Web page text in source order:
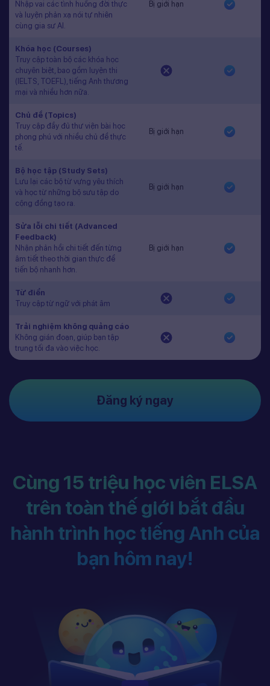
Nhập vai các tình huống đời thực
và luyện phản xạ nói tự nhiên
cùng gia sư AI.
Bị giới hạn
Khóa học (Courses)
Truy cập toàn bộ các khóa học
chuyên biệt, bao gồm luyện thi
(IELTS, TOEFL), tiếng Anh thương
mại và nhiều hơn nữa.
Chủ đề (Topics)
Truy cập đầy đủ thư viện bài học
phong phú với nhiều chủ đề thực
tế.
Bị giới hạn
Bộ học tập (Study Sets)
Lưu lại các bộ từ vựng yêu thích
và học từ những bộ sưu tập do
cộng đồng tạo ra.
Bị giới hạn
Sửa lỗi chi tiết (Advanced
Feedback)
Nhận phản hồi chi tiết đến từng
âm tiết theo thời gian thực để
tiến bộ nhanh hơn.
Bị giới hạn
Từ điển
Truy cập từ ngữ với phát âm
Trải nghiệm không quảng cáo
Không gián đoạn, giúp bạn tập
trung tối đa vào việc học.
Đăng ký ngay
Cùng 15 triệu học viên ELSA
trên toàn thế giới bắt đầu
hành trình học tiếng Anh của
bạn hôm nay!